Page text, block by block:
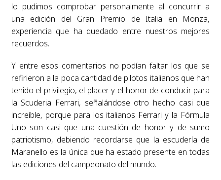
lo pudimos comprobar personalmente al concurrir a
una edición del Gran Premio de Italia en Monza,
experiencia que ha quedado entre nuestros mejores
recuerdos.
Y entre esos comentarios no podían faltar los que se
refirieron a la poca cantidad de pilotos italianos que han
tenido el privilegio, el placer y el honor de conducir para
la Scuderia Ferrari, señalándose otro hecho casi que
increíble, porque para los italianos Ferrari y la Fórmula
Uno son casi que una cuestión de honor y de sumo
patriotismo, debiendo recordarse que la escudería de
Maranello es la única que ha estado presente en todas
las ediciones del campeonato del mundo.